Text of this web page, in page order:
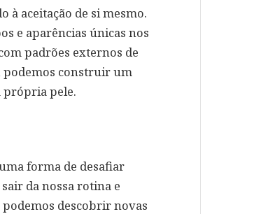
à aceitação de si mesmo.
e aparências únicas nos
padrões externos de
podemos construir um
própria pele.
forma de desafiar
da nossa rotina e
descobrir novas